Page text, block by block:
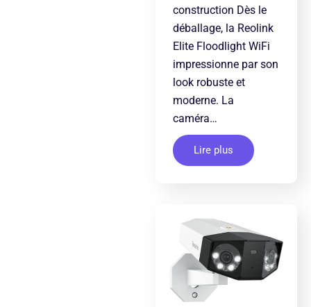
construction Dès le
déballage, la Reolink
Elite Floodlight WiFi
impressionne par son
look robuste et
moderne. La
caméra…
Lire plus